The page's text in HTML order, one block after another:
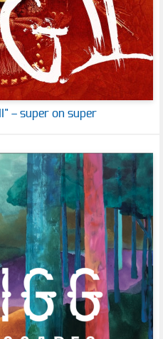
– super on super